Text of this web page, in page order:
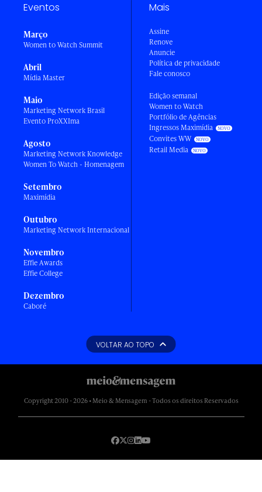
Eventos
Março
Women to Watch Summit
Abril
Mídia Master
Maio
Marketing Network Brasil
Evento ProXXIma
Agosto
Marketing Network Knowledge
Women To Watch - Homenagem
Setembro
Maximídia
Outubro
Marketing Network Internacional
Novembro
Effie Awards
Effie College
Dezembro
Caboré
Mais
Assine
Renove
Anuncie
Política de privacidade
Fale conosco
Edição semanal
Women to Watch
Portfólio de Agências
Ingressos Maximídia
Convites WW
Retail Media
VOLTAR AO TOPO
Copyright 2010 - 2026 • Meio & Mensagem - Todos os direitos Reservados